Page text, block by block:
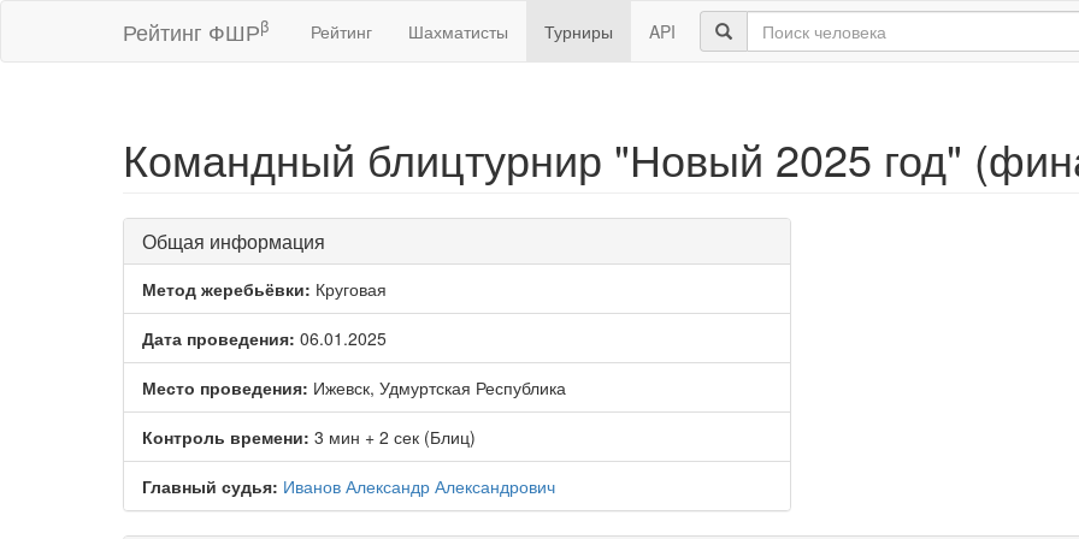
Рейтинг ФШРβ Рейтинг Шахматисты Турниры API
Командный блицтурнир "Новый 2025 год"
Общая информация
Метод жеребьёвки: Круговая
Дата проведения: 06.01.2025
Место проведения: Ижевск, Удмуртская Республика
Контроль времени: 3 мин + 2 сек (Блиц)
Главный судья: Иванов Александр Александрович